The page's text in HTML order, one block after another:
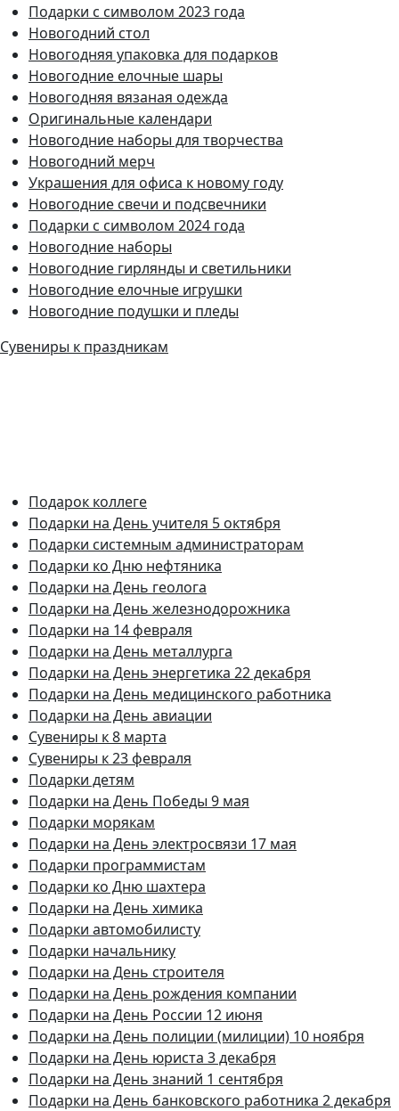
Подарки с символом 2023 года
Новогодний стол
Новогодняя упаковка для подарков
Новогодние елочные шары
Новогодняя вязаная одежда
Оригинальные календари
Новогодние наборы для творчества
Новогодний мерч
Украшения для офиса к новому году
Новогодние свечи и подсвечники
Подарки с символом 2024 года
Новогодние наборы
Новогодние гирлянды и светильники
Новогодние елочные игрушки
Новогодние подушки и пледы
Сувениры к праздникам
Подарок коллеге
Подарки на День учителя 5 октября
Подарки системным администраторам
Подарки ко Дню нефтяника
Подарки на День геолога
Подарки на День железнодорожника
Подарки на 14 февраля
Подарки на День металлурга
Подарки на День энергетика 22 декабря
Подарки на День медицинского работника
Подарки на День авиации
Сувениры к 8 марта
Сувениры к 23 февраля
Подарки детям
Подарки на День Победы 9 мая
Подарки морякам
Подарки на День электросвязи 17 мая
Подарки программистам
Подарки ко Дню шахтера
Подарки на День химика
Подарки автомобилисту
Подарки начальнику
Подарки на День строителя
Подарки на День рождения компании
Подарки на День России 12 июня
Подарки на День полиции (милиции) 10 ноября
Подарки на День юриста 3 декабря
Подарки на День знаний 1 сентября
Подарки на День банковского работника 2 декабря